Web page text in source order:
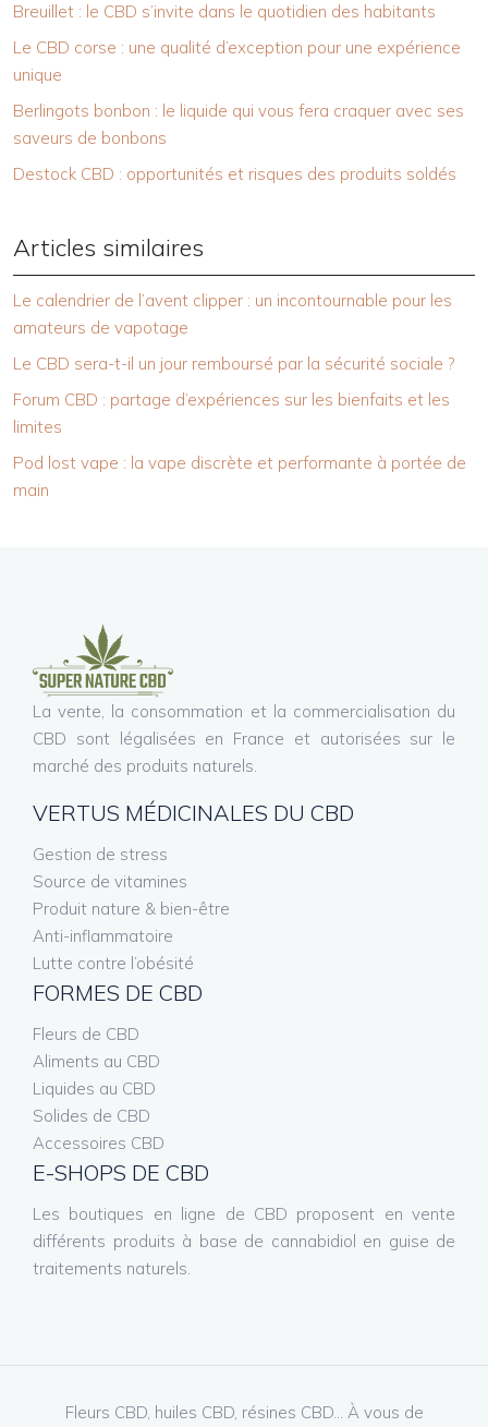
Breuillet : le CBD s’invite dans le quotidien des habitants
Le CBD corse : une qualité d’exception pour une expérience
unique
Berlingots bonbon : le liquide qui vous fera craquer avec ses
saveurs de bonbons
Destock CBD : opportunités et risques des produits soldés
Articles similaires
Le calendrier de l’avent clipper : un incontournable pour les
amateurs de vapotage
Le CBD sera-t-il un jour remboursé par la sécurité sociale ?
Forum CBD : partage d’expériences sur les bienfaits et les
limites
Pod lost vape : la vape discrète et performante à portée de
main
La vente, la consommation et la commercialisation du
CBD sont légalisées en France et autorisées sur le
marché des produits naturels.
VERTUS MÉDICINALES DU CBD
Gestion de stress
Source de vitamines
Produit nature & bien-être
Anti-inflammatoire
Lutte contre l’obésité
FORMES DE CBD
Fleurs de CBD
Aliments au CBD
Liquides au CBD
Solides de CBD
Accessoires CBD
E-SHOPS DE CBD
Les boutiques en ligne de CBD proposent en vente
différents produits à base de cannabidiol en guise de
traitements naturels.
Fleurs CBD, huiles CBD, résines CBD… À vous de